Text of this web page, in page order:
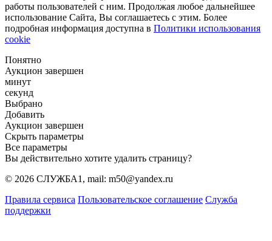
работы пользователей с ним. Продолжая любое дальнейшее
использование Сайта, Вы соглашаетесь с этим. Более
подробная информация доступна в Политики использования
cookie
Понятно
Аукцион завершен
минут
секунд
Выбрано
Добавить
Аукцион завершен
Скрыть параметры
Все параметры
Вы действительно хотите удалить страницу?
© 2026 СЛУЖБА1, mail: m50@yandex.ru
Правила сервиса Пользовательское соглашение Служба
поддержки